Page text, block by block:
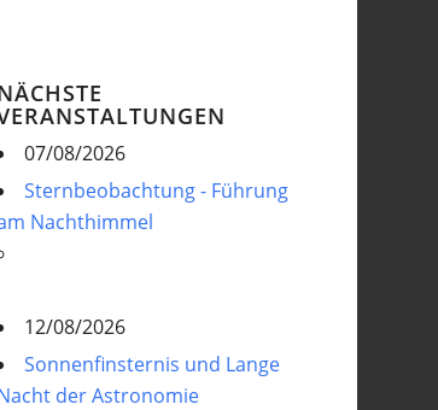
07/08/2026
Sternbeobachtung - Führung
Nachthimmel
12/08/2026
Sonnenfinsternis und Lange
der Astronomie